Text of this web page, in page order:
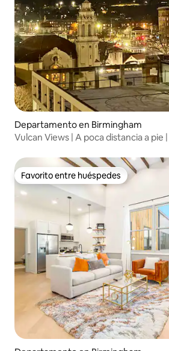
Departamento en Birmingham
Vulcan Views | A poca distancia a pie
Favorito entre huéspedes
Favorito entre huéspedes